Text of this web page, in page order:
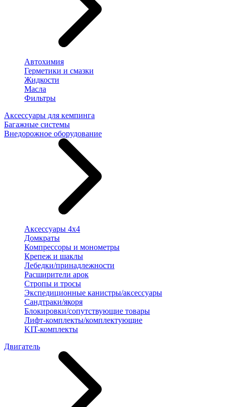
Автохимия
Герметики и смазки
Жидкости
Масла
Фильтры
Аксессуары для кемпинга
Багажные системы
Внедорожное оборудование
Аксессуары 4х4
Домкраты
Компрессоры и монометры
Крепеж и шаклы
Лебедки/принадлежности
Расширители арок
Стропы и тросы
Экспедиционные канистры/аксессуары
Сандтраки/якоря
Блокировки/сопутствующие товары
Лифт-комплекты/комплектующие
KIT-комплекты
Двигатель